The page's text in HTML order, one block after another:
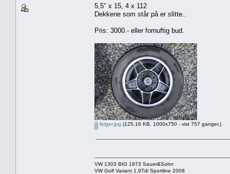
5,5" x 15, 4 x 112
Dekkene som står på er slitte..
Pris: 3000.- eller fornuftig bud.
felger.jpg (125.16 KB. 1000x750 - vist 757 ganger.)
VW 1303 BIG 1973 Sauer&Sohn
VW Golf Variant 1,9Tdi Sportline 2008